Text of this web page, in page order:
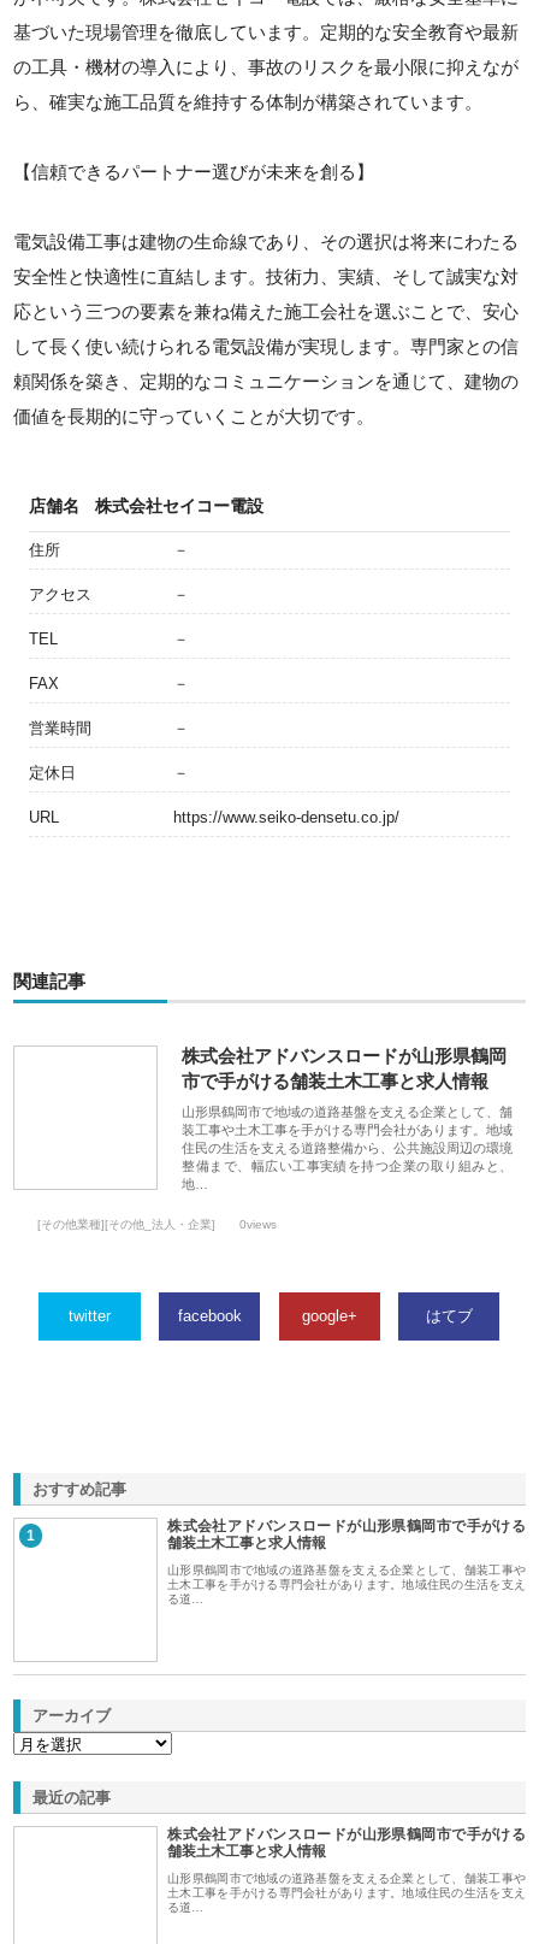
基づいた現場管理を徹底しています。定期的な安全教育や最新
の工具・機材の導入により、事故のリスクを最小限に抑えなが
ら、確実な施工品質を維持する体制が構築されています。
【信頼できるパートナー選びが未来を創る】
電気設備工事は建物の生命線であり、その選択は将来にわたる
安全性と快適性に直結します。技術力、実績、そして誠実な対
応という三つの要素を兼ね備えた施工会社を選ぶことで、安心
して長く使い続けられる電気設備が実現します。専門家との信
頼関係を築き、定期的なコミュニケーションを通じて、建物の
価値を長期的に守っていくことが大切です。
店舗名 株式会社セイコー電設
住所 －
アクセス －
TEL －
FAX －
営業時間 －
定休日 －
URL https://www.seiko-densetu.co.jp/
関連記事
株式会社アドバンスロードが山形県鶴岡
市で手がける舗装土木工事と求人情報
山形県鶴岡市で地域の道路基盤を支える企業として、舗
装工事や土木工事を手がける専門会社があります。地域
住民の生活を支える道路整備から、公共施設周辺の環境
整備まで、幅広い工事実績を持つ企業の取り組みと、
地…
[その他業種][その他_法人・企業] 0views
twitter facebook google+ はてブ
おすすめ記事
1
株式会社アドバンスロードが山形県鶴岡市で手がける
舗装土木工事と求人情報
山形県鶴岡市で地域の道路基盤を支える企業として、舗装工事や
土木工事を手がける専門会社があります。地域住民の生活を支え
る道…
アーカイブ
最近の記事
株式会社アドバンスロードが山形県鶴岡市で手がける
舗装土木工事と求人情報
山形県鶴岡市で地域の道路基盤を支える企業として、舗装工事や
土木工事を手がける専門会社があります。地域住民の生活を支え
る道…